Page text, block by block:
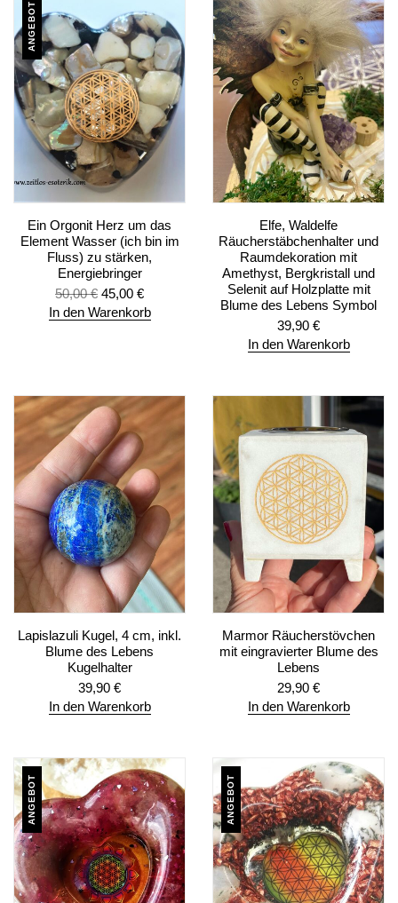
ANGEBOT
Ein Orgonit Herz um das
Element Wasser (ich bin im
Fluss) zu stärken,
Energiebringer
50,00€ 45,00 €
In den Warenkorb
Elfe, Waldelfe
Räucherstäbchenhalter und
Raumdekoration mit
Amethyst, Bergkristall und
Selenit auf Holzplatte mit
Blume des Lebens Symbol
39,90 €
In den Warenkorb
Lapislazuli Kugel, 4 cm, inkl.
Blume des Lebens
Kugelhalter
39,90 €
In den Warenkorb
Marmor Räucherstövchen
mit eingravierter Blume des
Lebens
29,90 €
In den Warenkorb
ANGEBOT ANGEBOT